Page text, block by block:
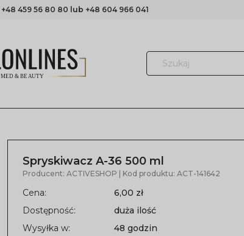
+48 459 56 80 80 lub +48 604 966 041
Spryskiwacz A-36 500 ml
Producent:ACTIVESHOP | Kod produktu: ACT-141642
Cena:
6,00 zł
Dostępność:
duża ilość
Wysyłka w:
48 godzin